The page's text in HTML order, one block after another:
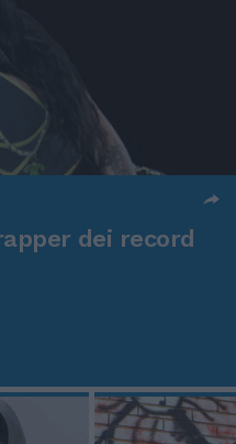
dei record